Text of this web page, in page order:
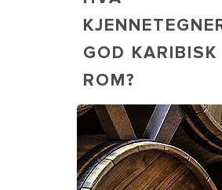
GOD KARIBISK
ROM?
Vine cellar with oak
in rows. The Caribbean